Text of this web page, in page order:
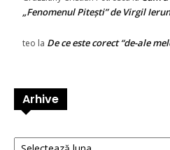
„Fenomenul Pitești” de Virgil
teo la De ce este corect “de-ale
Arhive
Arhive